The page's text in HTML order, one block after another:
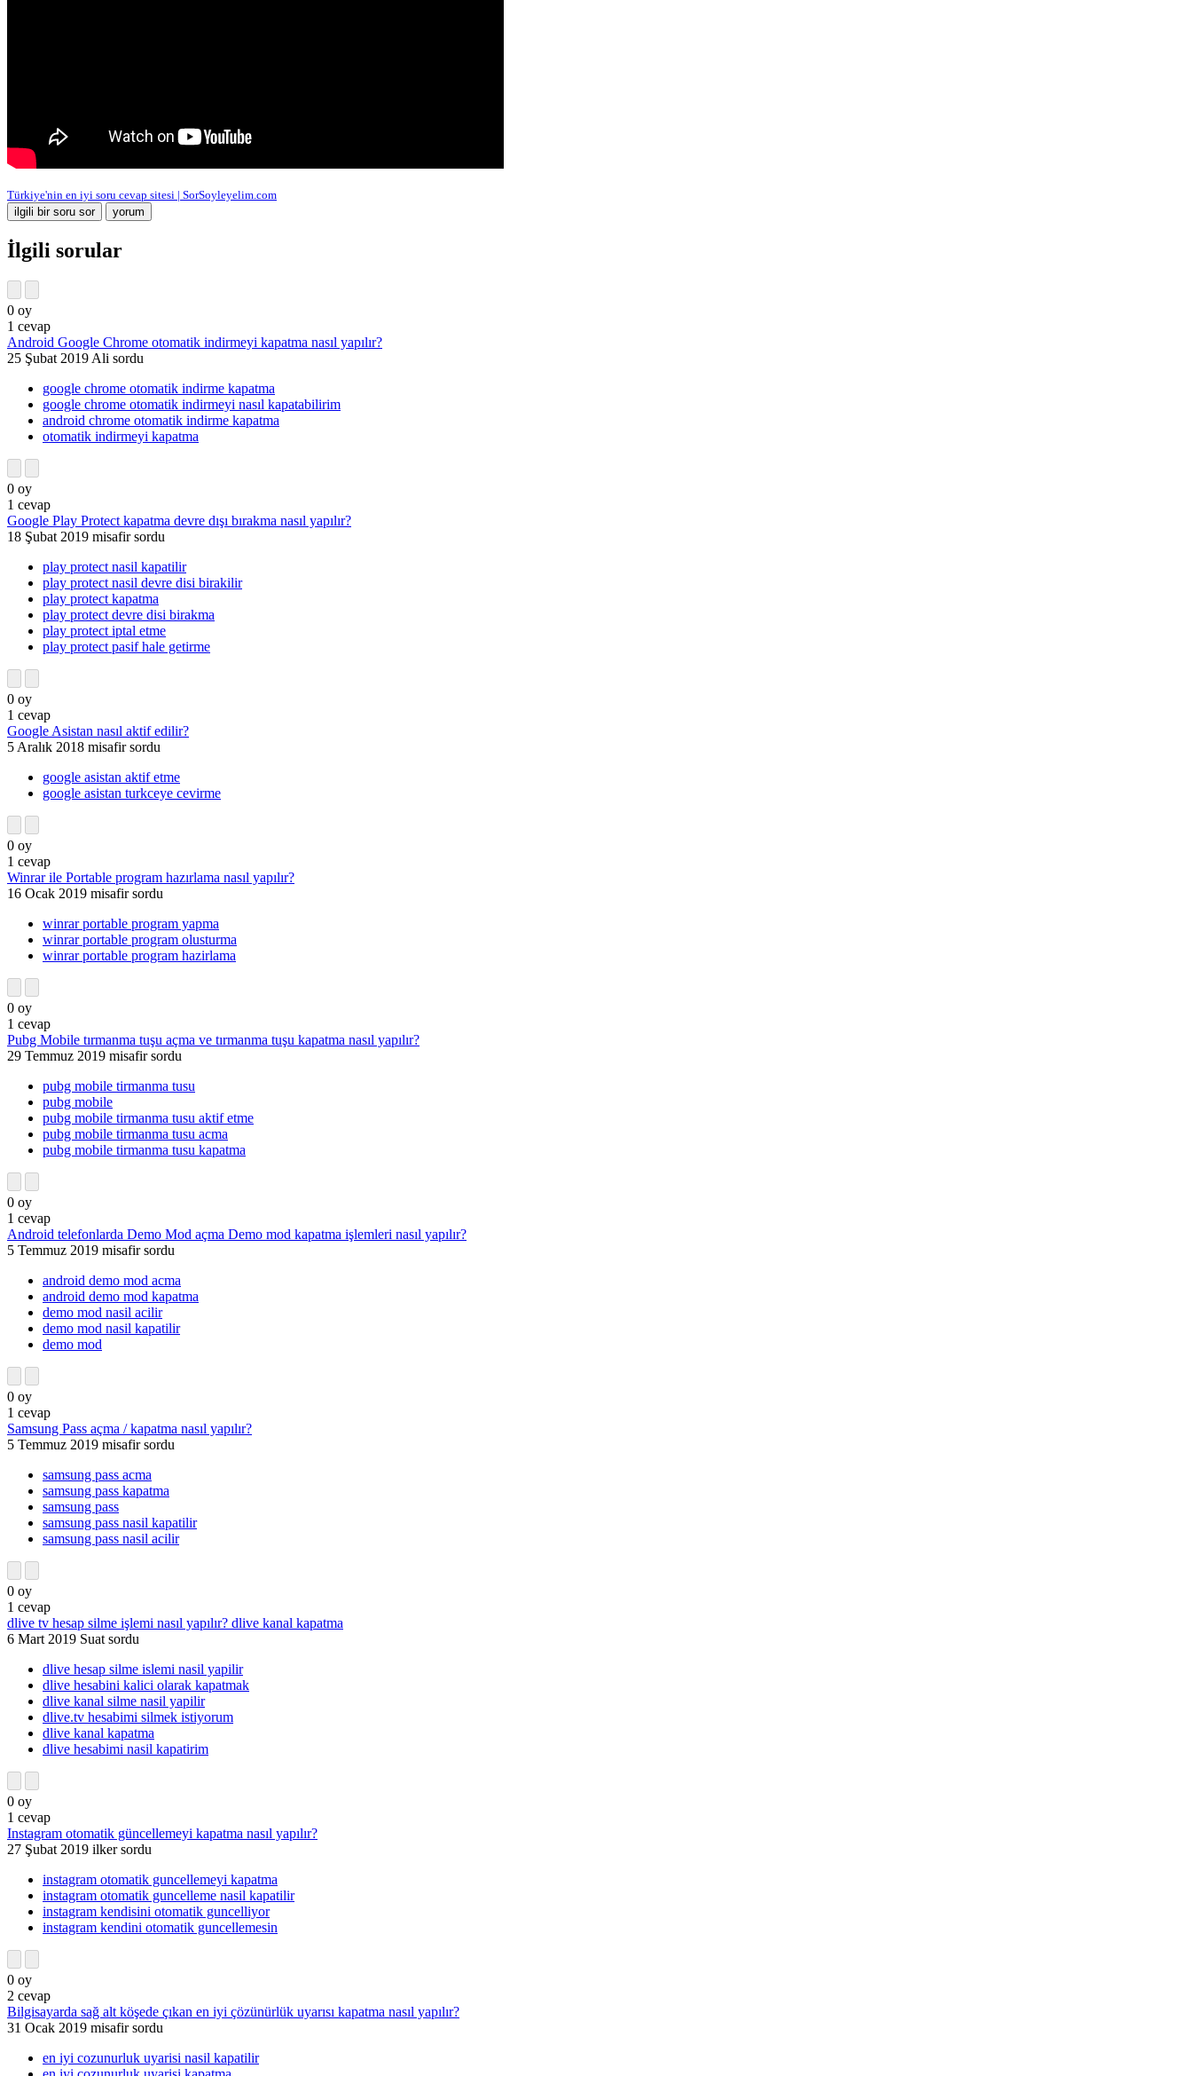
Türkiye'nin en iyi soru cevap sitesi | SorSoyleyelim.com
İlgili sorular
0 oy
1 cevap
Android Google Chrome otomatik indirmeyi kapatma nasıl yapılır?
25 Şubat 2019 Ali sordu
google chrome otomatik indirme kapatma
google chrome otomatik indirmeyi nasıl kapatabilirim
android chrome otomatik indirme kapatma
otomatik indirmeyi kapatma
0 oy
1 cevap
Google Play Protect kapatma devre dışı bırakma nasıl yapılır?
18 Şubat 2019 misafir sordu
play protect nasil kapatilir
play protect nasil devre disi birakilir
play protect kapatma
play protect devre disi birakma
play protect iptal etme
play protect pasif hale getirme
0 oy
1 cevap
Google Asistan nasıl aktif edilir?
5 Aralık 2018 misafir sordu
google asistan aktif etme
google asistan turkceye cevirme
0 oy
1 cevap
Winrar ile Portable program hazırlama nasıl yapılır?
16 Ocak 2019 misafir sordu
winrar portable program yapma
winrar portable program olusturma
winrar portable program hazirlama
0 oy
1 cevap
Pubg Mobile tırmanma tuşu açma ve tırmanma tuşu kapatma nasıl yapılır?
29 Temmuz 2019 misafir sordu
pubg mobile tirmanma tusu
pubg mobile
pubg mobile tirmanma tusu aktif etme
pubg mobile tirmanma tusu acma
pubg mobile tirmanma tusu kapatma
0 oy
1 cevap
Android telefonlarda Demo Mod açma Demo mod kapatma işlemleri nasıl yapılır?
5 Temmuz 2019 misafir sordu
android demo mod acma
android demo mod kapatma
demo mod nasil acilir
demo mod nasil kapatilir
demo mod
0 oy
1 cevap
Samsung Pass açma / kapatma nasıl yapılır?
5 Temmuz 2019 misafir sordu
samsung pass acma
samsung pass kapatma
samsung pass
samsung pass nasil kapatilir
samsung pass nasil acilir
0 oy
1 cevap
dlive tv hesap silme işlemi nasıl yapılır? dlive kanal kapatma
6 Mart 2019 Suat sordu
dlive hesap silme islemi nasil yapilir
dlive hesabini kalici olarak kapatmak
dlive kanal silme nasil yapilir
dlive.tv hesabimi silmek istiyorum
dlive kanal kapatma
dlive hesabimi nasil kapatirim
0 oy
1 cevap
Instagram otomatik güncellemeyi kapatma nasıl yapılır?
27 Şubat 2019 ilker sordu
instagram otomatik guncellemeyi kapatma
instagram otomatik guncelleme nasil kapatilir
instagram kendisini otomatik guncelliyor
instagram kendini otomatik guncellemesin
0 oy
2 cevap
Bilgisayarda sağ alt köşede çıkan en iyi çözünürlük uyarısı kapatma nasıl yapılır?
31 Ocak 2019 misafir sordu
en iyi cozunurluk uyarisi nasil kapatilir